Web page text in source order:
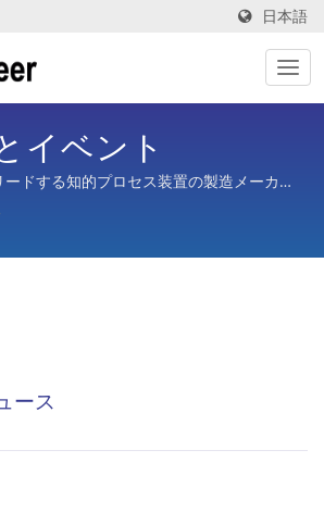
日本語
イベント
ドする知的プロセス装置の製造メーカ
ース